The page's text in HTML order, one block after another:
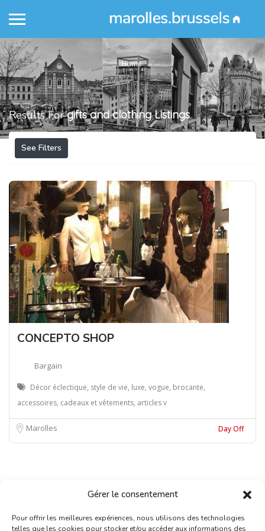
Gérer le consentement
Pour offrir les meilleures expériences, nous utilisons des technologies
telles que les cookies pour stocker et/ou accéder aux informations des
Home
Results Forgifts and clothing Listings
See Filters
CONCEPTO SHOP
Bargain
Décor éclectique, style de vie, luxe, vogue, brocante,
accessoires, cadeaux et vêtements, articles v
Marolles Day Off